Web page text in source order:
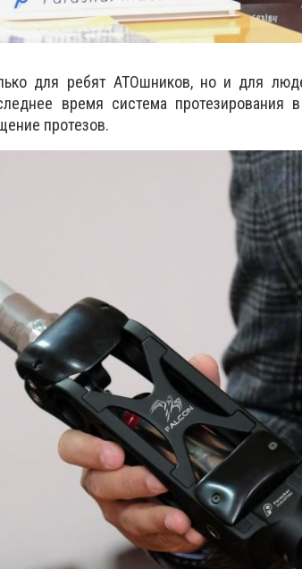
для ребят АТОшников, но и для
время система протезирования
протезов.